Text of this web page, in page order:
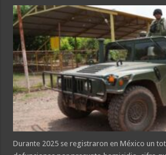
Durante 2025 se registraron en México un